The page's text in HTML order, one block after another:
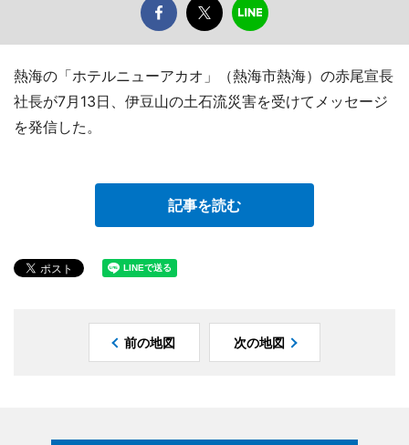
熱海の「ホテルニューアカオ」（熱海市熱海）の赤尾宣長
社長が7月13日、伊豆山の土石流災害を受けてメッセージ
を発信した。
記事を読む
前の地図 次の地図